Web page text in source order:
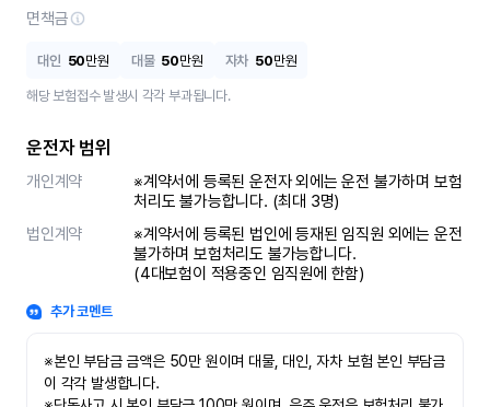
면책금
대인 50만원 대물 50만원 자차 50만원
해당 보험접수 발생시 각각 부과됩니다.
운전자 범위
개인계약
※계약서에 등록된 운전자 외에는 운전 불가하며 보험
처리도 불가능합니다. (최대 3명)
법인계약
※계약서에 등록된 법인에 등재된 임직원 외에는 운전
불가하며 보험처리도 불가능합니다.
(4대보험이 적용중인 임직원에 한함)
추가 코멘트
※본인 부담금 금액은 50만 원이며 대물, 대인, 자차 보험 본인 부담금
이 각각 발생합니다.